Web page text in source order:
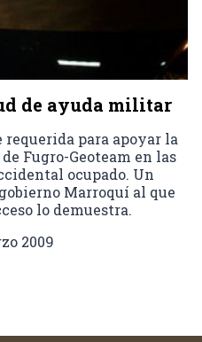
de ayuda militar
para apoyar la
Fugro-Geoteam en las
ocupado. Un
Marroquí al que
lo demuestra.
2009